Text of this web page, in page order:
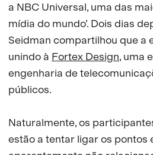
a NBC Universal, uma das
mídia do mundo’. Dois dias
Seidman compartilhou que a
unindo à Fortex Design, uma
engenharia de
públicos.
Naturalmente, os
estão a tentar ligar os pontos